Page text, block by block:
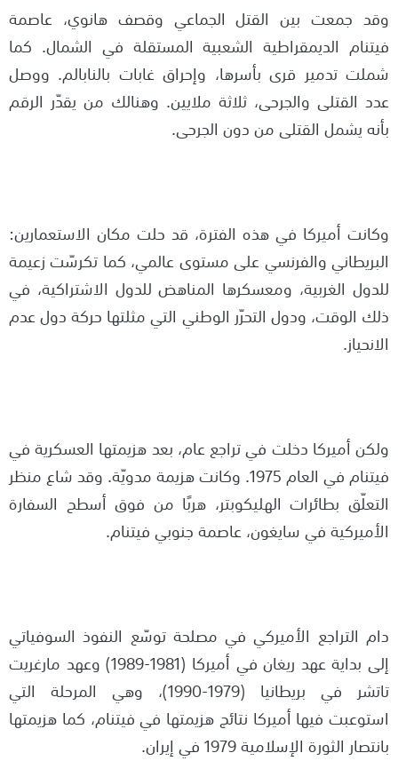
وقد جمعت بين القتل الجماعي وقصف هانوي، عاصمة
فيتنام الديمقراطية الشعبية المستقلة في الشمال. كما
شملت تدمير قرى بأسرها، وإحراق غابات بالنابالم. ووصل
عدد القتلى والجرحى، ثلاثة ملايين. وهنالك من يقدّر الرقم
بأنه يشمل القتلى من دون الجرحى.
وكانت أميركا في هذه الفترة، قد حلت مكان الاستعمارين:
البريطاني والفرنسي على مستوى عالمي، كما تكرسّت زعيمة
للدول الغربية، ومعسكرها المناهض للدول الاشتراكية، في
ذلك الوقت، ودول التحرّر الوطني التي مثلتها حركة دول عدم
الانحياز.
ولكن أميركا دخلت في تراجع عام، بعد هزيمتها العسكرية في
فيتنام في العام 1975. وكانت هزيمة مدويّة. وقد شاع منظر
التعلّق بطائرات الهليكوبتر، هربًا من فوق أسطح السفارة
الأميركية في سايغون، عاصمة جنوبي فيتنام.
دام التراجع الأميركي في مصلحة توسّع النفوذ السوفياتي
إلى بداية عهد ريغان في أميركا (1981-1989) وعهد مارغريت
تاتشر في بريطانيا (1979-1990)، وهي المرحلة التي
استوعبت فيها أميركا نتائج هزيمتها في فيتنام، كما هزيمتها
بانتصار الثورة الإسلامية 1979 في إيران.